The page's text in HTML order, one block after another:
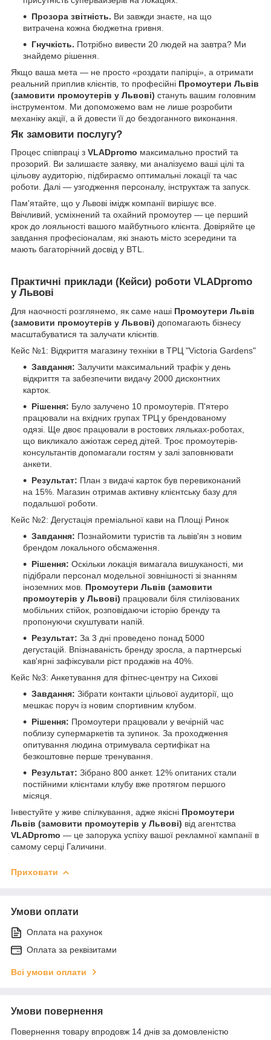
Прозора звітність. Ви завжди знаєте, на що
витрачена кожна бюджетна гривня.
Гнучкість. Потрібно вивести 20 людей на завтра? Ми
знайдемо рішення.
Якщо ваша мета — не просто «роздати папірці», а отримати
реальний приплив клієнтів, то професійні Промоутери Львів
(замовити промоутерів у Львові) стануть вашим головним
інструментом. Ми допоможемо вам не лише розробити
механіку акції, а й довести її до бездоганного виконання.
Як замовити послугу?
Процес співпраці з VLADpromo максимально простий та
прозорий. Ви залишаєте заявку, ми аналізуємо ваші цілі та
цільову аудиторію, підбираємо оптимальні локації та час
роботи. Далі — узгодження персоналу, інструктаж та запуск.
Пам'ятайте, що у Львові імідж компанії вирішує все.
Ввічливий, усміхнений та охайний промоутер — це перший
крок до лояльності вашого майбутнього клієнта. Довіряйте це
завдання професіоналам, які знають місто зсередини та
мають багаторічний досвід у BTL.
Практичні приклади (Кейси) роботи VLADpromo
у Львові
Для наочності розглянемо, як саме наші Промоутери Львів
(замовити промоутерів у Львові) допомагають бізнесу
масштабуватися та залучати клієнтів.
Кейс №1: Відкриття магазину техніки в ТРЦ "Victoria Gardens"
Завдання: Залучити максимальний трафік у день
відкриття та забезпечити видачу 2000 дисконтних
карток.
Рішення: Було залучено 10 промоутерів. П'ятеро
працювали на вхідних групах ТРЦ у брендованому
одязі. Ще двоє працювали в ростових ляльках-роботах,
що викликало ажіотаж серед дітей. Троє промоутерів-
консультантів допомагали гостям у залі заповнювати
анкети.
Результат: План з видачі карток був перевиконаний
на 15%. Магазин отримав активну клієнтську базу для
подальшої роботи.
Кейс №2: Дегустація преміальної кави на Площі Ринок
Завдання: Познайомити туристів та львів'ян з новим
брендом локального обсмаження.
Рішення: Оскільки локація вимагала вишуканості, ми
підібрали персонал модельної зовнішності зі знанням
іноземних мов. Промоутери Львів (замовити
промоутерів у Львові) працювали біля стилізованих
мобільних стійок, розповідаючи історію бренду та
пропонуючи скуштувати напій.
Результат: За 3 дні проведено понад 5000
дегустацій. Впізнаваність бренду зросла, а партнерські
кав'ярні зафіксували ріст продажів на 40%.
Кейс №3: Анкетування для фітнес-центру на Сихові
Завдання: Зібрати контакти цільової аудиторії, що
мешкає поруч із новим спортивним клубом.
Рішення: Промоутери працювали у вечірній час
поблизу супермаркетів та зупинок. За проходження
опитування людина отримувала сертифікат на
безкоштовне перше тренування.
Результат: Зібрано 800 анкет. 12% опитаних стали
постійними клієнтами клубу вже протягом першого
місяця.
Інвестуйте у живе спілкування, адже якісні Промоутери
Львів (замовити промоутерів у Львові) від агентства
VLADpromo — це запорука успіху вашої рекламної кампанії в
самому серці Галичини.
Приховати
Умови оплати
Оплата на рахунок
Оплата за реквізитами
Всі умови оплати
Умови повернення
Повернення товару впродовж 14 днів за домовленістю